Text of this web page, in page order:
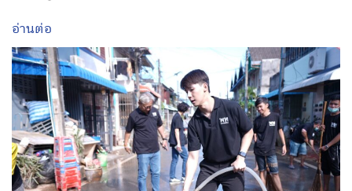
อ่านต่อ